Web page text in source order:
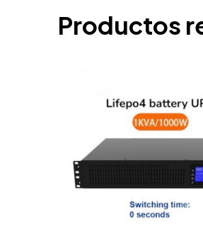
Productos